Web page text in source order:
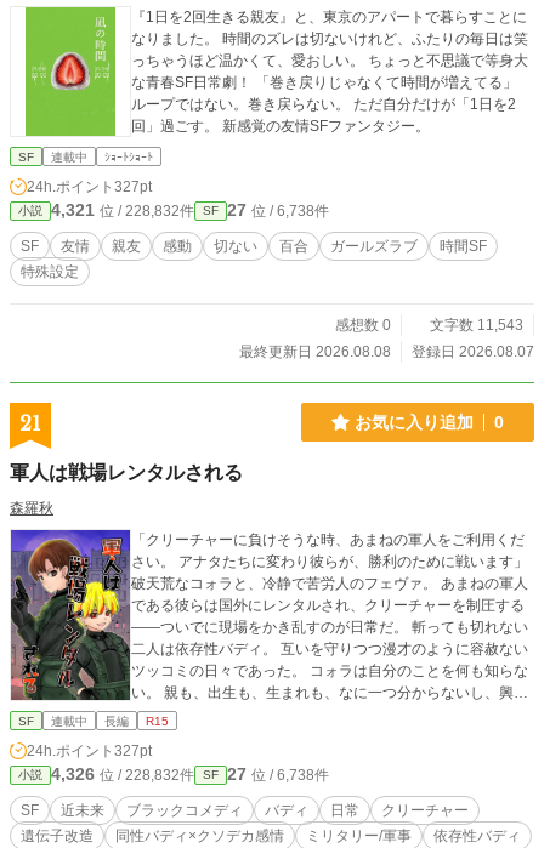
『1日を2回生きる親友』と、東京のアパートで暮らすことに
なりました。 時間のズレは切ないけれど、ふたりの毎日は笑
っちゃうほど温かくて、愛おしい。 ちょっと不思議で等身大
な青春SF日常劇！ 「巻き戻りじゃなくて時間が増えてる」
ループではない。巻き戻らない。 ただ自分だけが「1日を2
回」過ごす。 新感覚の友情SFファンタジー。
SF 連載中 ｼｮｰﾄｼｮｰﾄ
24h.ポイント 327pt
小説 4,321 位 / 228,832件 SF 27 位 / 6,738件
SF 友情 親友 感動 切ない 百合 ガールズラブ
時間SF
特殊設定
感想数 0
文字数 11,543
最終更新日 2026.08.08
登録日 2026.08.07
21 お気に入り追加 0
軍人は戦場レンタルされる
森羅秋
「クリーチャーに負けそうな時、あまねの軍人をご利用くだ
さい。 アナタたちに変わり彼らが、勝利のために戦います」
破天荒なコォラと、冷静で苦労人のフェヴァ。 あまねの軍人
である彼らは国外にレンタルされ、クリーチャーを制圧する
――ついでに現場をかき乱すのが日常だ。 斬っても切れない
二人は依存性バディ。 互いを守りつつ漫才のように容赦ない
ツッコミの日々であった。 コォラは自分のことを何も知らな
い。 親も、出生も、生まれも、なに一つ分からないし、興味
もない。 彼の世界にフェヴァがいてくれれば、それで良いと
SF 連載中 長編 R15
24h.ポイント 327pt
小説 4,326 位 / 228,832件 SF 27 位 / 6,738件
SF 近未来 ブラックコメディ バディ 日常
クリーチャー
遺伝子改造
同性バディ×クソデカ感情 ミリタリー/軍事 依存性バディ